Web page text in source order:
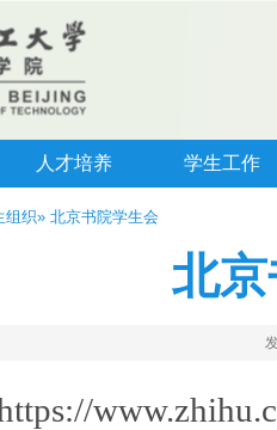
人才培养 学生工作
组织» 北京书院学生会
北